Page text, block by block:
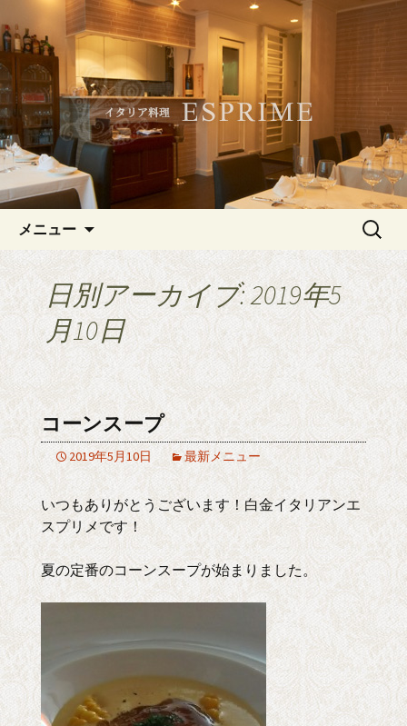
白金・広尾のイタリアン
「ESPRIME（エスプリメ）」
記念日やデートにおすすめ、白金・広
尾のイタリアン「ESPRIME（エスプリ
メ）」
メニュー
検
日別アーカイブ: 2019年5
月10日
コーンスープ
2019年5月10日 最新メニュー
いつもありがとうございます！白金イタリアンエ
スプリメです！
夏の定番のコーンスープが始まりました。